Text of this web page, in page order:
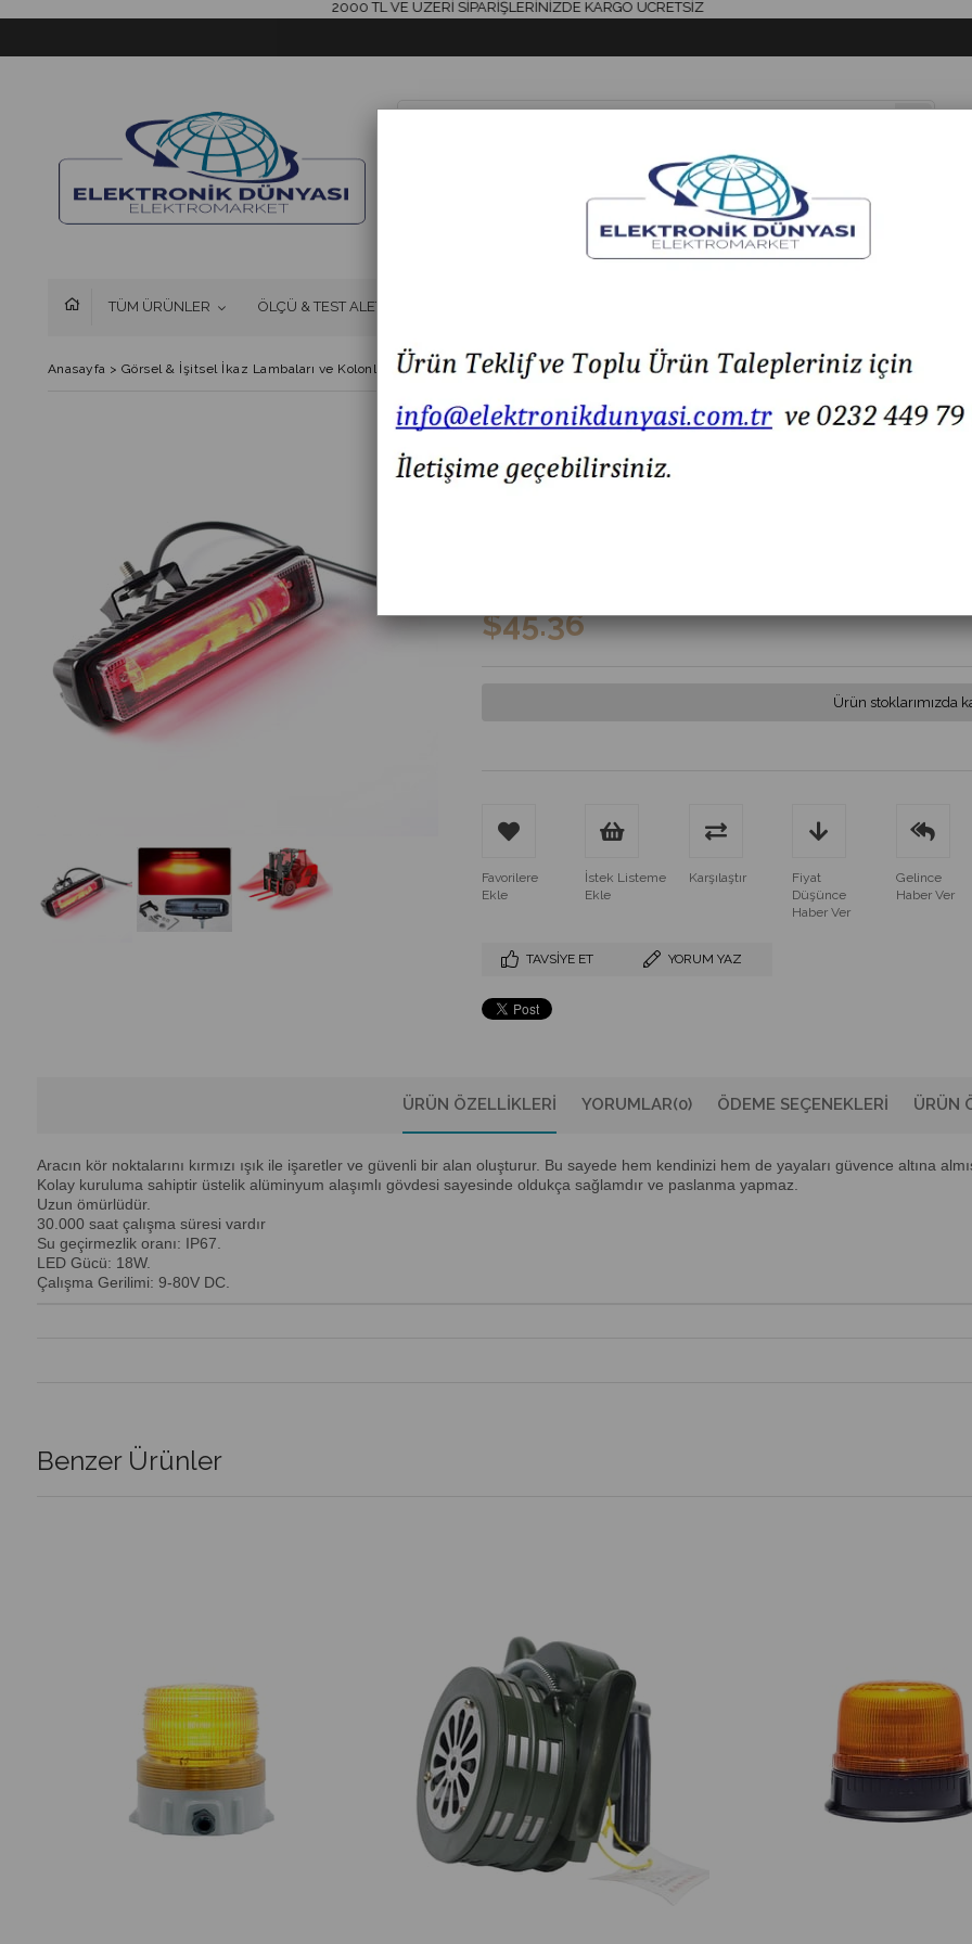
2000 TL VE ÜZERİ SİPARİŞLERİNİZDE KARGO ÜCRETSİZ
TÜM ÜRÜNLER ÖLÇÜ & TEST ALETLERİ
Anasayfa > Görsel & İşitsel İkaz Lambaları ve Kolonlar > MESAN MS 481.12-80VDC Forklift Red Zone Çizgi Lamba 18W Kırmızı
MESAN MS 481.12-80VDC Forklift Red Zone Çizgi
$45.36
Ürün stoklarımızda
Favorilere
Ekle
İstek Listeme
Ekle
Karşılaştır
Fiyat
Düşünce
Haber Ver
Gelince
Haber Ver
TAVSIYE ET YORUM YAZ
ÜRÜN ÖZELLIKLERI YORUMLAR(0) ÖDEME SEÇENEKLERI ÜRÜN
Aracın kör noktalarını kırmızı ışık ile işaretler ve güvenli bir alan oluşturur. Bu sayede hem kendinizi hem de yayaları güvence altına
Kolay kuruluma sahiptir üstelik alüminyum alaşımlı gövdesi sayesinde oldukça sağlamdır ve paslanma yapmaz.
Uzun ömürlüdür.
30.000 saat çalışma süresi vardır
Su geçirmezlik oranı: IP67.
LED Gücü: 18W.
Çalışma Gerilimi: 9-80V DC.
Benzer Ürünler